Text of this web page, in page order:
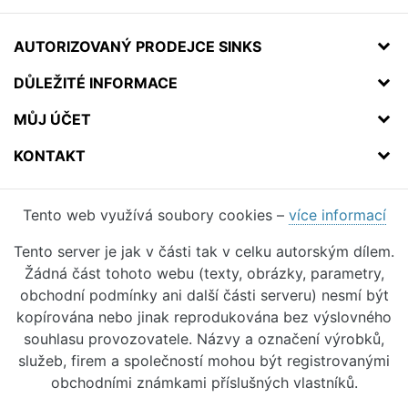
AUTORIZOVANÝ PRODEJCE SINKS
DŮLEŽITÉ INFORMACE
MŮJ ÚČET
KONTAKT
Tento web využívá soubory cookies – více informací
Tento server je jak v části tak v celku autorským dílem.
Žádná část tohoto webu (texty, obrázky, parametry,
obchodní podmínky ani další části serveru) nesmí být
kopírována nebo jinak reprodukována bez výslovného
souhlasu provozovatele. Názvy a označení výrobků,
služeb, firem a společností mohou být registrovanými
obchodními známkami příslušných vlastníků.